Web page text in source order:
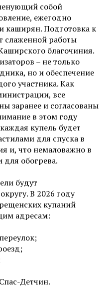
собой
ежегодно
каширян. Подготовка к
слаженной работы
благочиния.
– не только
но и обеспечение
участника. Как
все
заранее и согласованы
в этом году
купель будет
для спуска в
и, что немаловажно в
обогрева.
будут
В 2026 году
купаний
адресам:
Детчин.